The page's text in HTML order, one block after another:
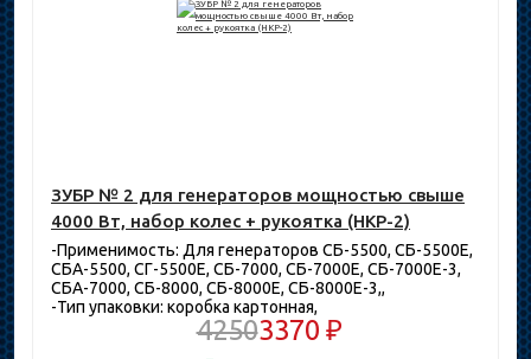
ЗУБР № 2 для генераторов мощностью свыше
4000 Вт, набор колес + рукоятка (НКР-2)
-Применимость: Для генераторов СБ-5500, СБ-5500Е,
СБА-5500, СГ-5500Е, СБ-7000, СБ-7000Е, СБ-7000Е-3,
СБА-7000, СБ-8000, СБ-8000Е, СБ-8000Е-3,,
-Тип упаковки: коробка картонная,
42503370 ₽